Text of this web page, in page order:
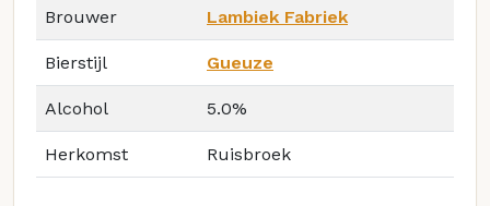
Brouwer Lambiek Fabriek
Bierstijl Gueuze
Alcohol 5.0%
Herkomst Ruisbroek